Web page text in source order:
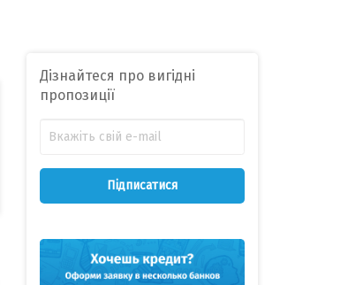
Дізнайтеся про вигідні
пропозиції
Підписатися